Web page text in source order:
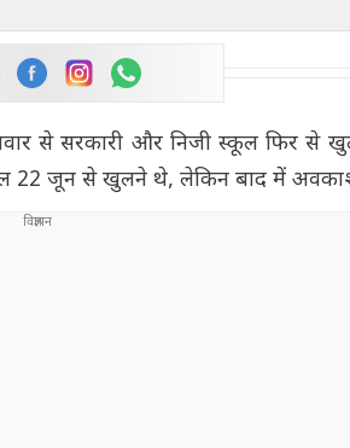
से सरकारी और निजी स्कूल फिर
22 जून से खुलने थे, लेकिन बाद में